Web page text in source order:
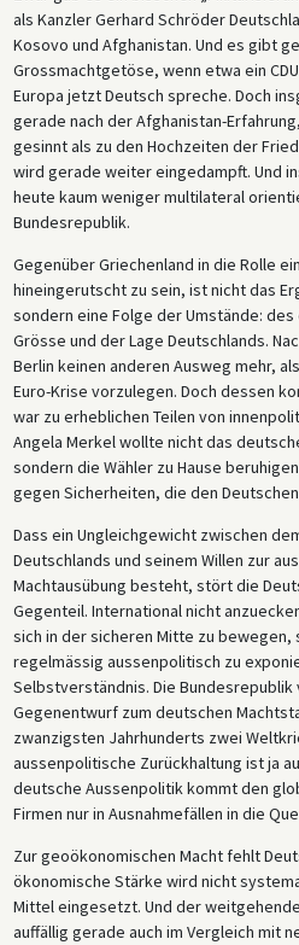
als Kanzler Gerhard Schröder
Kosovo und Afghanistan. Und es gibt
Grossmachtgetöse, wenn etwa ein
Europa jetzt Deutsch spreche. Doch
gerade nach der Afghanistan-
gesinnt als zu den Hochzeiten der
wird gerade weiter eingedampft. Und
heute kaum weniger multilateral
Bundesrepublik.
Gegenüber Griechenland in die Rolle
hineingerutscht zu sein, ist nicht das
sondern eine Folge der Umstände:
Grösse und der Lage Deutschlands.
Berlin keinen anderen Ausweg mehr,
Euro-Krise vorzulegen. Doch dessen
war zu erheblichen Teilen von
Angela Merkel wollte nicht das
sondern die Wähler zu Hause
gegen Sicherheiten, die den
Dass ein Ungleichgewicht zwischen
Deutschlands und seinem Willen zur
Machtausübung besteht, stört die
Gegenteil. International nicht
sich in der sicheren Mitte zu
regelmässig aussenpolitisch zu
Selbstverständnis. Die
Gegenentwurf zum deutschen
zwanzigsten Jahrhunderts zwei
aussenpolitische Zurückhaltung ist ja
deutsche Aussenpolitik kommt den
Firmen nur in Ausnahmefällen in die
Zur geoökonomischen Macht fehlt
ökonomische Stärke wird nicht
Mittel eingesetzt. Und der
auffällig gerade auch im Vergleich mit